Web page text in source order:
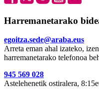
Harremanetarako
egoitza.sede@araba.eus
Arreta eman ahal izateko,
harremanetarako telefonoa
945 569 028
Astelehenetik ostiralera,